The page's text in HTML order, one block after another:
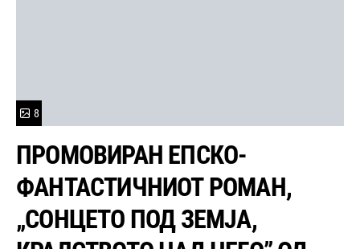
8
ПРОМОВИРАН ЕПСКО-
ФАНТАСТИЧНИОТ РОМАН,
„СОНЦЕТО ПОД ЗЕМЈА,